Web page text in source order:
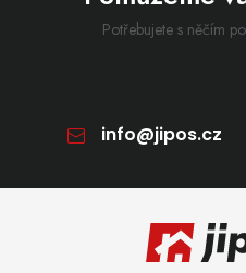
Potřebujete s něčím
info@jipos.cz
Zápatí